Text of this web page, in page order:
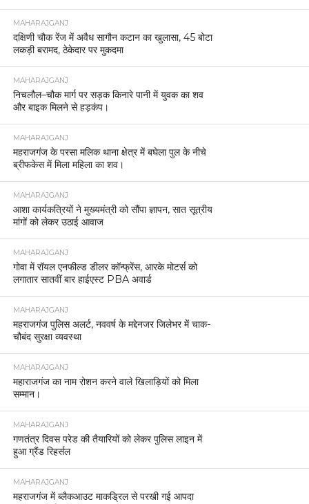
MAHARAJGANJ
दक्षिणी चौक रेंज में अवैध सागौन कटान का खुलासा, 45 बोटा
लकड़ी बरामद, ठेकेदार पर मुकदमा
MAHARAJGANJ
निचलौल–चौक मार्ग पर सड़क किनारे पानी में युवक का शव
और बाइक मिलने से हड़कंप।
MAHARAJGANJ
महराजगंज के परसा मलिक थाना क्षेत्र में बघेला पुल के नीचे
ब्रीफकेस में मिला महिला का शव।
MAHARAJGANJ
आशा कार्यकत्रियों ने मुख्यमंत्री को सौंपा ज्ञापन, सात सूत्रीय
मांगों को लेकर उठाई आवाज
MAHARAJGANJ
गोवा में रॉयल एनफील्ड डीलर कॉन्फ्रेंस, आरके मोटर्स को
लगातार सातवीं बार हाईएस्ट PBA अवार्ड
MAHARAJGANJ
महराजगंज पुलिस अलर्ट, नववर्ष के मद्देनजर जिलेभर में चाक-
चौबंद सुरक्षा व्यवस्था
MAHARAJGANJ
महाराजगंज का नाम रोशन करने वाले खिलाड़ियों को मिला
सम्मान।
MAHARAJGANJ
गणतंत्र दिवस परेड की तैयारियों को लेकर पुलिस लाइन में
हुआ ग्रैंड रिहर्सल
MAHARAJGANJ
महराजगंज में ब्लैकआउट माकड्रिल से परखी गई आपदा